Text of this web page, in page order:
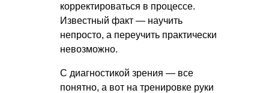
корректироваться в процессе.
Известный факт — научить
непросто, а переучить практически
невозможно.
С диагностикой зрения — все
понятно, а вот на тренировке руки